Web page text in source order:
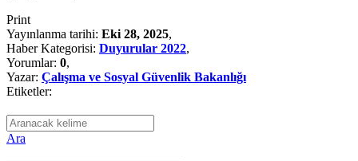
Print
Yayınlanma tarihi: Eki 28, 2025,
Haber Kategorisi: Duyurular 2022,
Yorumlar: 0,
Yazar: Çalışma ve Sosyal Güvenlik Bakanlığı
Etiketler:
Ara